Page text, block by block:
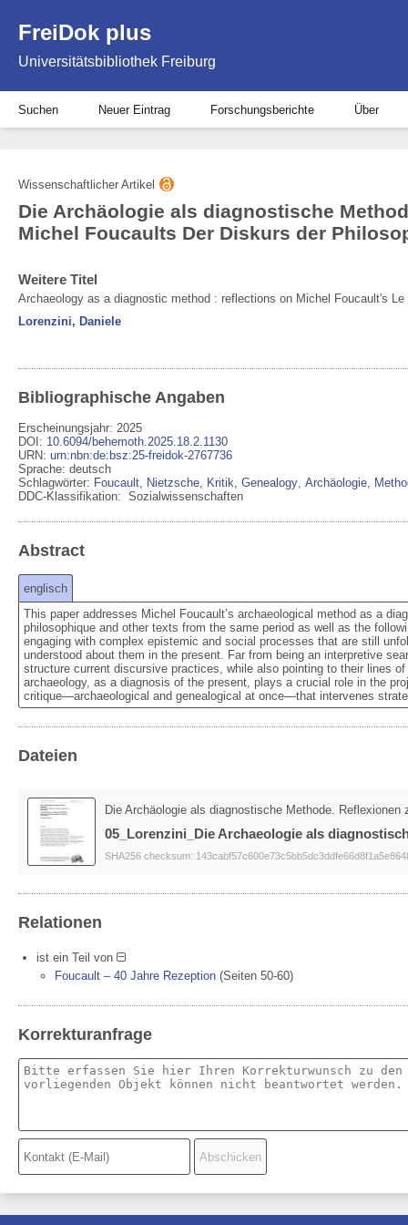
FreiDok plus
Universitätsbibliothek Freiburg
Suchen Neuer Eintrag Forschungsberichte Über
Wissenschaftlicher Artikel
Die Archäologie als diagnostische
Michel Foucaults Der Diskurs der
Weitere Titel
Archaeology as a diagnostic method : reflections on Michel Foucault's
Lorenzini, Daniele
Bibliographische Angaben
Erscheinungsjahr: 2025
DOI : 10.6094/behemoth.2025.18.2.1130
URN: urn:nbn:de:bsz:25-freidok-2767736
Sprache: deutsch
Schlagwörter: Foucault, Nietzsche, Kritik, Genealogy, Archäologie,
DDC-Klassifikation: Sozialwissenschaften
Abstract
englisch
This paper addresses Michel Foucault’s archaeological method as a
philosophique and other texts from the same period as well as the
engaging with complex epistemic and social processes that are still
understood about them in the present. Far from being an interpretive
structure current discursive practices, while also pointing to their lines
archaeology, as a diagnosis of the present, plays a crucial role in the
critique—archaeological and genealogical at once—that intervenes
Dateien
Die Archäologie als diagnostische Methode.
05_Lorenzini_Die Archaeologie als
SHA256 checksum:
Relationen
ist ein Teil von
Foucault – 40 Jahre Rezeption (Seiten 50-60)
Korrekturanfrage